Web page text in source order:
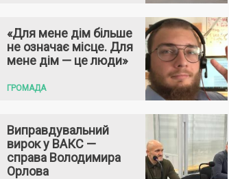
«Для мене дім більше
не означає місце. Для
мене дім — це люди»
ГРОМАДА
Виправдувальний
вирок у ВАКС —
справа Володимира
Орлова